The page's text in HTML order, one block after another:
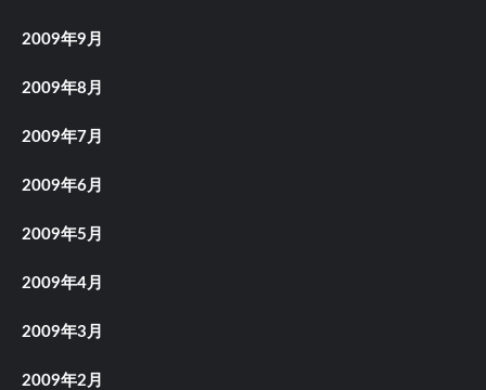
2009年9月
2009年8月
2009年7月
2009年6月
2009年5月
2009年4月
2009年3月
2009年2月